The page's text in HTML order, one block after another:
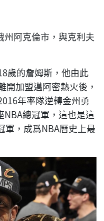
阿克倫市，與克利夫
歲的詹姆斯，他由此
開加盟邁阿密熱火後，
年率隊逆轉金州勇
總冠軍，這也是這
軍，成爲NBA曆史上最